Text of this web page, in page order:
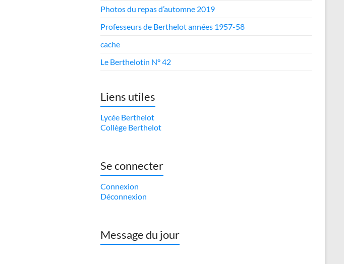
Photos du repas d’automne 2019
Professeurs de Berthelot années 1957-58
cache
Le Berthelotin N° 42
Liens utiles
Lycée Berthelot
Collège Berthelot
Se connecter
Connexion
Déconnexion
Message du jour